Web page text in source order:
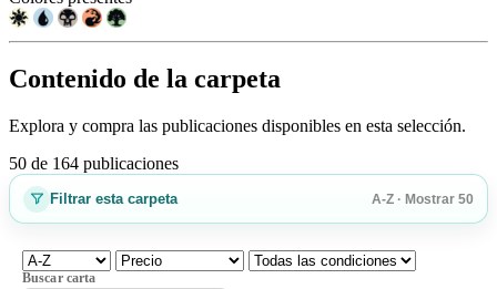
Contenido de la carpeta
Explora y compra las publicaciones disponibles en esta selección.
50 de 164 publicaciones
Filtrar esta carpeta A-Z · Mostrar 50
Buscar carta